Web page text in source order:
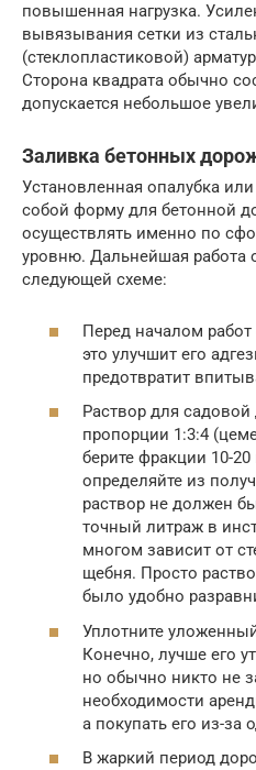
повышенная нагрузка.
вывязывания сетки из
(стеклопластиковой)
Сторона квадрата обычно
допускается небольшое
Заливка бетонных
Установленная опалубка
собой форму для бетонной
осуществлять именно по
уровню. Дальнейшая работа
следующей схеме:
Перед началом
это улучшит его
предотвратит
Раствор для
пропорции 1:3:4
берите фракции 10-
определяйте из
раствор не должен
точный литраж в
многом зависит от
щебня. Просто
было удобно
Уплотните
Конечно, лучше его
но обычно никто не
необходимости
а покупать его из-
В жаркий период